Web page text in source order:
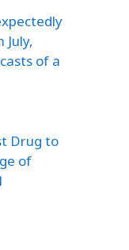
July,
of a
Drug to
of